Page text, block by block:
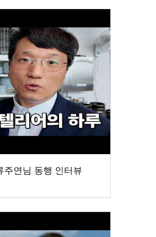
주연님 동행 인터뷰